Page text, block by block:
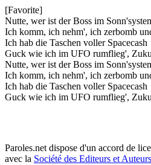
[Favorite]
Nutte, wer ist der Boss im
Ich komm, ich nehm', ich zerbomb
Ich hab die Taschen voller Spacecash
Guck wie ich im UFO rumflieg',
Nutte, wer ist der Boss im
Ich komm, ich nehm', ich zerbomb
Ich hab die Taschen voller Spacecash
Guck wie ich im UFO rumflieg',
Paroles.net dispose d'un accord de
avec la Société des Editeurs et